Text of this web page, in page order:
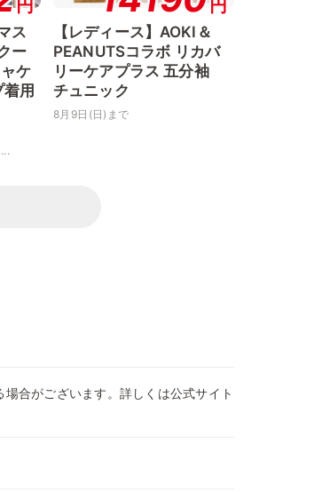
円
ス
ー
ケ
用
円
【レディース】AOKI＆
PEANUTSコラボ リカバ
リーケアプラス 五分袖
チュニック
8月9日(日)まで
合がございます。詳しくは公式サイト